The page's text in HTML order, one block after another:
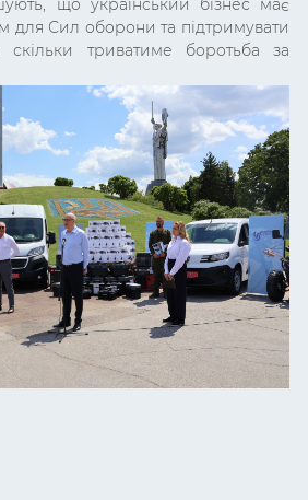
що український бізнес має
для Сил оборони та підтримувати
скільки триватиме боротьба за